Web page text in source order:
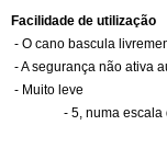
Facilidade de utilização
- O cano bascula
- A segurança não ativa
- Muito leve
- 5, numa escala